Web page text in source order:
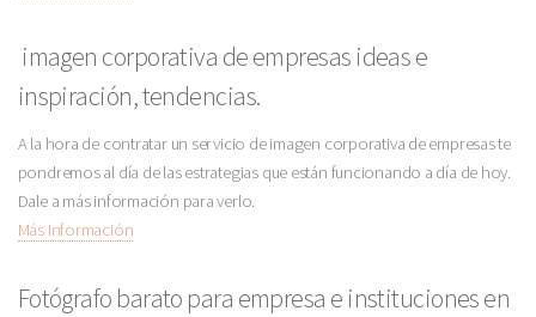
imagen corporativa de empresas ideas e
inspiración, tendencias.
A la hora de contratar un servicio de imagen corporativa de empresas te
pondremos al día de las estrategias que están funcionando a día de hoy.
Dale a más información para verlo.
Más Información
Fotógrafo barato para empresa e instituciones en